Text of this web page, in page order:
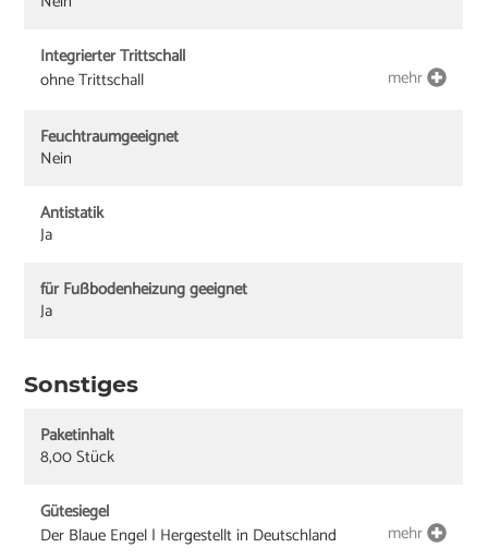
Integrierter Trittschall
ohne Trittschall
mehr
Feuchtraumgeeignet
Nein
Antistatik
Ja
für Fußbodenheizung geeignet
Ja
Sonstiges
Paketinhalt
8,00 Stück
Gütesiegel
Der Blaue Engel | Hergestellt in Deutschland
mehr